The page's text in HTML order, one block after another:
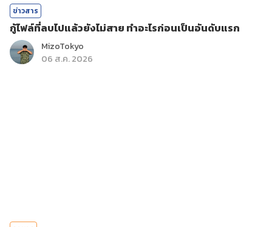
ข่าวสาร
กู้ไฟล์ที่ลบไปแล้วยังไม่สาย ทำอะไรก่อนเป็นอันดับแรก
MizoTokyo
06 ส.ค. 2026